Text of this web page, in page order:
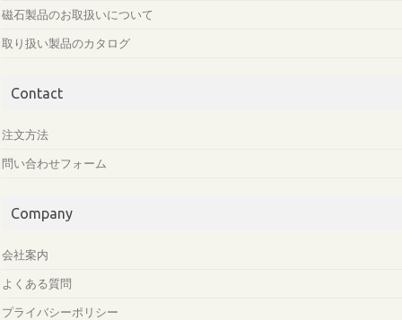
磁石製品のお取扱いについて
取り扱い製品のカタログ
Contact
注文方法
問い合わせフォーム
Company
会社案内
よくある質問
プライバシーポリシー